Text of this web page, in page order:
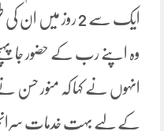
ایک سے 2 روز میں
وہ اپنے رب کے حضور جا
انہوں نے کہا کہ منور
کے لیے بہت خدمات